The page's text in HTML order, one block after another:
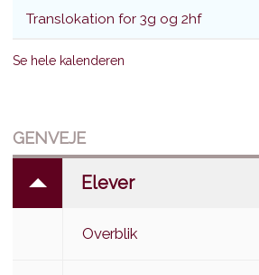
Translokation for 3g og 2hf
Se hele kalenderen
GENVEJE
Elever
Overblik